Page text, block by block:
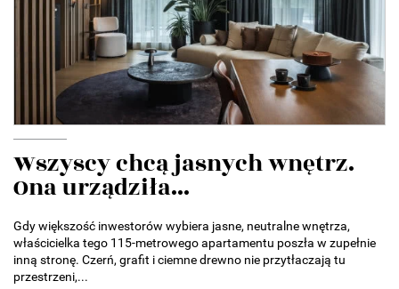
Wszyscy chcą jasnych wnętrz.
Ona urządziła...
Gdy większość inwestorów wybiera jasne, neutralne wnętrza,
właścicielka tego 115-metrowego apartamentu poszła w zupełnie
inną stronę. Czerń, grafit i ciemne drewno nie przytłaczają tu
przestrzeni,...